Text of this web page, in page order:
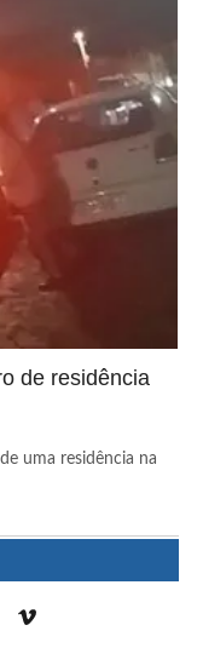
de residência
uma residência na